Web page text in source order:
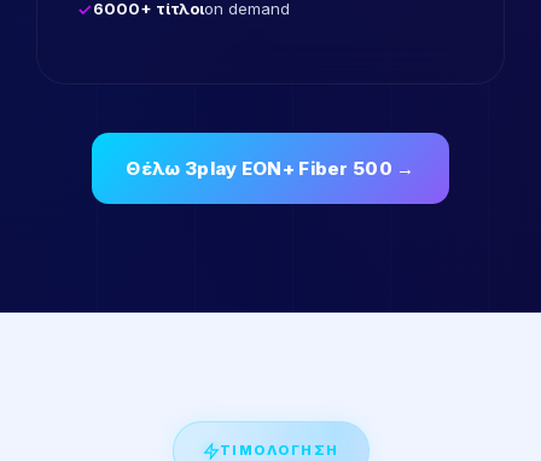
6000+ τίτλοιon demand
Θέλω 3play EON+ Fiber 500 →
ΤΙΜΟΛΟΓΗΣΗ